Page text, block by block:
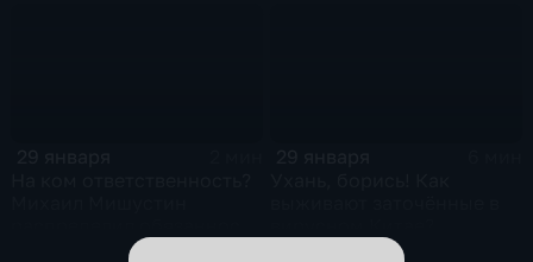
вице-премьеров